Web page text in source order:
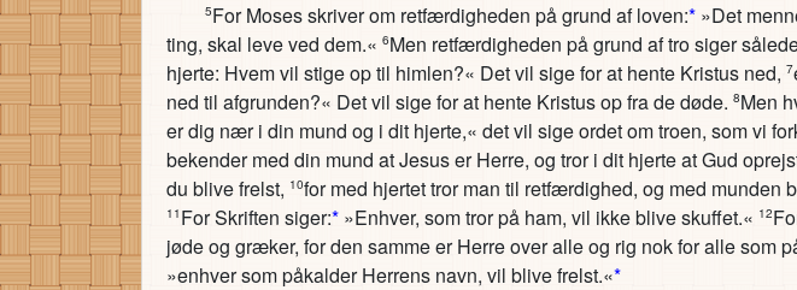
5For Moses skriver om retfærdigheden på grund af loven:* »Det
ting, skal leve ved dem.« 6Men retfærdigheden på grund af tro siger
hjerte: Hvem vil stige op til himlen?« Det vil sige for at hente Kristus ned, 7
ned til afgrunden?« Det vil sige for at hente Kristus op fra de døde. 8Men
er dig nær i din mund og i dit hjerte,« det vil sige ordet om troen, som vi
bekender med din mund at Jesus er Herre, og tror i dit hjerte at Gud
du blive frelst, 10for med hjertet tror man til retfærdighed, og med munden
11 For Skriften siger:* »Enhver, som tror på ham, vil ikke blive skuffet.« 12
jøde og græker, for den samme er Herre over alle og rig nok for alle som
»enhver som påkalder Herrens navn, vil blive frelst.«*